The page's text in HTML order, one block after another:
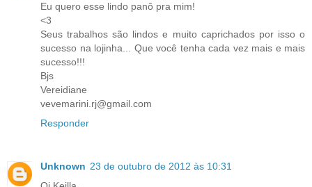
Eu quero esse lindo panô pra mim!
<3
Seus trabalhos são lindos e muito caprichados por isso o
sucesso na lojinha... Que você tenha cada vez mais e mais
sucesso!!!
Bjs
Vereidiane
vevemarini.rj@gmail.com
Responder
Unknown 23 de outubro de 2012 às 10:31